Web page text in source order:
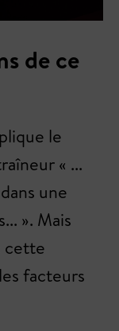
de ce
le
« ...
une
». Mais
cette
facteurs